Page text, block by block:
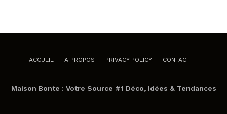
ACCUEIL A PROPOS PRIVACY POLICY CONTACT
Maison Bonte : Votre Source #1 Déco, Idées & Tendances